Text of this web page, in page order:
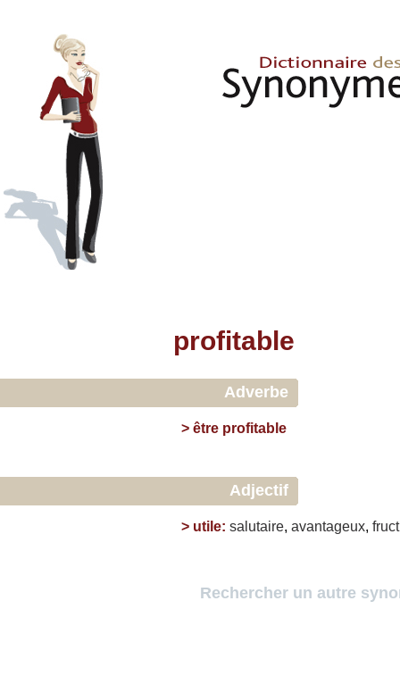
profitable
Adverbe
> être profitable
Adjectif
> utile: salutaire, avantageux,
Rechercher un autre